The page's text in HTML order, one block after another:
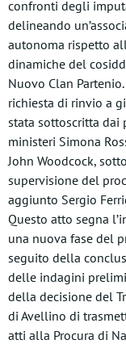
confronti degli
delineando
autonoma rispetto
dinamiche del
Nuovo Clan Partenio.
richiesta di rinvio a
stata sottoscritta dai
ministeri Simona
John Woodcock,
supervisione del
aggiunto Sergio
Questo atto segna
una nuova fase del
seguito della
delle indagini
della decisione del
di Avellino di
atti alla Procura di